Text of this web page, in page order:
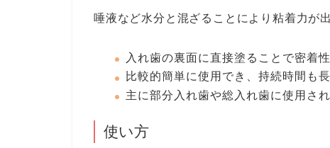
唾液など水分と混ざることにより粘着力が
入れ歯の裏面に直接塗ることで密着性
比較的簡単に使用でき、持続時間も長
主に部分入れ歯や総入れ歯に使用され
使い方